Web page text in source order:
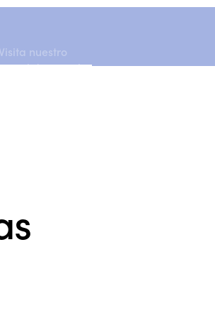
Visita nuestro
de YouTube